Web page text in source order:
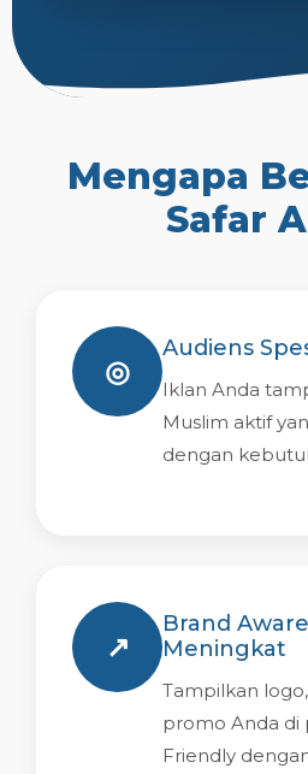
Mengapa
Safar
◎
Audiens
Iklan Anda
Muslim aktif
dengan
↗
Brand
Meningkat
Tampilkan
promo Anda di
Friendly